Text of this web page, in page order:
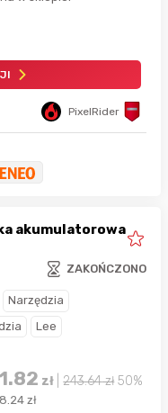
PixelRider
akumulatorowa
ZAKOŃCZONO
Narzędzia
Lee
zł 243.64zł 50%
zł